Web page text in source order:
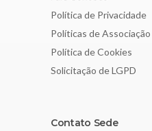
Política de Privacidade
Políticas de Associação
Política de Cookies
Solicitação de LGPD
Contato Sede